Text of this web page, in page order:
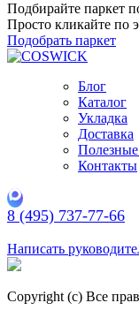
Подбирайте паркет
Просто кликайте по
Подобрать паркет
Блог
Каталог
Укладка
Доставка
Контакты
8 (495) 737-77-66
Написать
Copyright (c) Все